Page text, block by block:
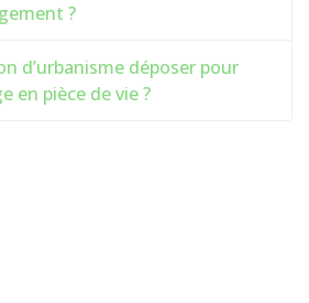
?
d’urbanisme déposer pour
en pièce de vie ?